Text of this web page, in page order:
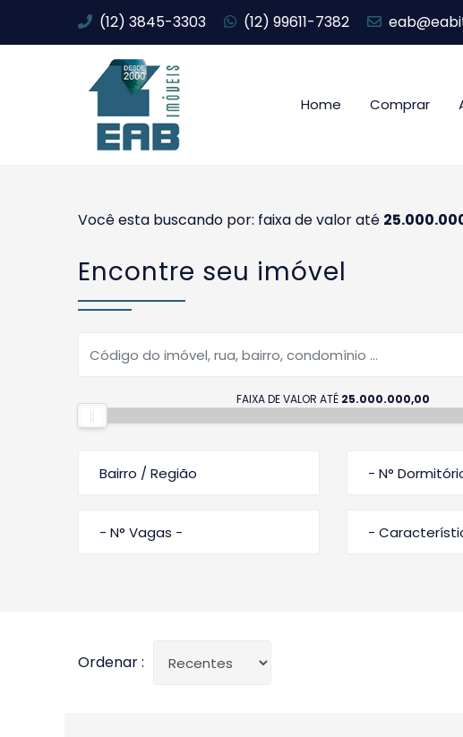
(12) 3845-3303 (12) 99611-7382
Home Comprar
Você esta buscando por: faixa de valor até
Encontre seu imóvel
FAIXA DE VALOR ATÉ 25.000.000,00
Bairro / Região - N°
- N° Vagas - -
Ordenar :